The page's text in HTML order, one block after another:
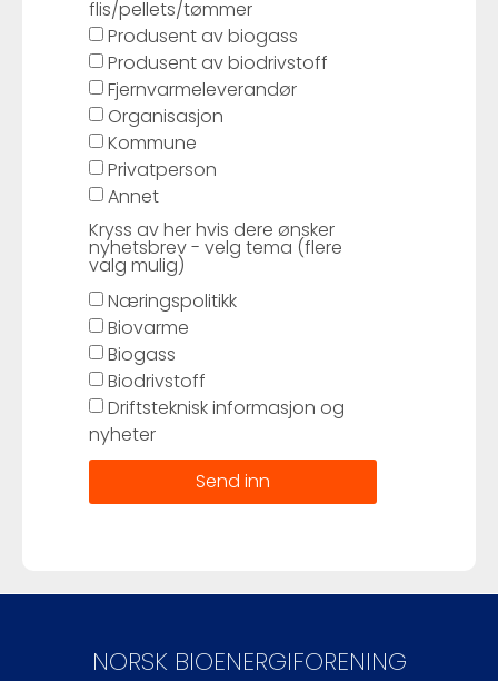
flis/pellets/tømmer
Produsent av biogass
Produsent av biodrivstoff
Fjernvarmeleverandør
Organisasjon
Kommune
Privatperson
Annet
Kryss av her hvis dere ønsker
nyhetsbrev - velg tema (flere
valg mulig)
Næringspolitikk
Biovarme
Biogass
Biodrivstoff
Driftsteknisk informasjon og
nyheter
Send inn
NORSK BIOENERGIFORENING